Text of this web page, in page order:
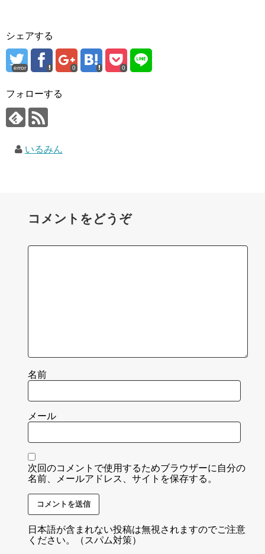
シェアする
error 0 0
フォローする
いるみん
コメントをどうぞ
名前
メール
次回のコメントで使用するためブラウザーに自分の
名前、メールアドレス、サイトを保存する。
日本語が含まれない投稿は無視されますのでご注意
ください。（スパム対策）